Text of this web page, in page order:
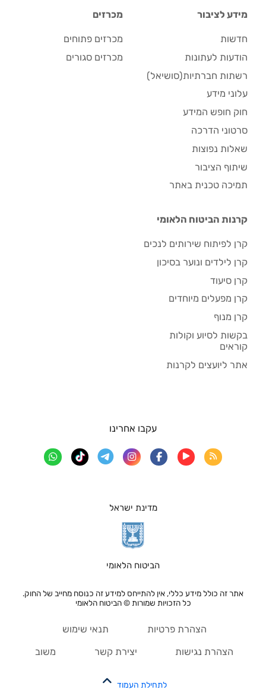
מידע לציבור
חדשות
הודעות לעתונות
רשתות חברתיות(סושיאל)
עלוני מידע
חוק חופש המידע
סרטוני הדרכה
שאלות נפוצות
שיתוף הציבור
תמיכה טכנית באתר
מכרזים
מכרזים פתוחים
מכרזים סגורים
קרנות הביטוח הלאומי
קרן לפיתוח שירותים לנכים
קרן לילדים ונוער בסיכון
קרן סיעוד
קרן מפעלים מיוחדים
קרן מנוף
בקשות לסיוע וקולות
קוראים
אתר ליועצים לקרנות
מדינת ישראל
הביטוח הלאומי
אתר זה כולל מידע כללי, אין להתייחס למידע זה כנוסח מחייב של החוק.
כל הזכויות שמורות © הביטוח הלאומי
עקבו אחרינו
הצהרת פרטיות תנאי שימוש
הצהרת נגישות יצירת קשר משוב
לתחילת העמוד